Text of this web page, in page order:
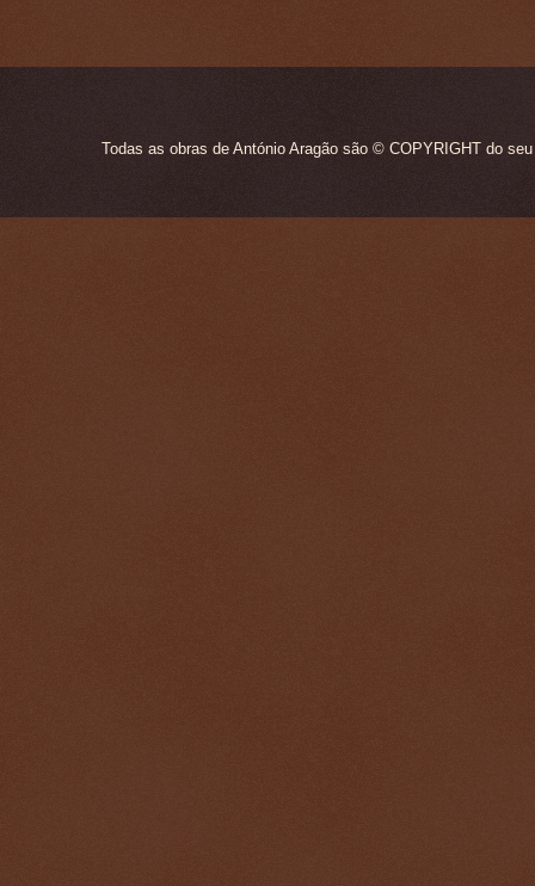
Todas as obras de António Aragão são © COPYRIGHT do